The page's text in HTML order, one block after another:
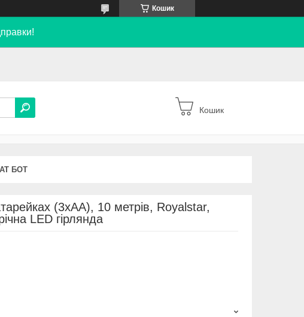
Кошик
Кошик
БОТ
(3хАА), 10 метрів, Royalstar,
LED гірлянда